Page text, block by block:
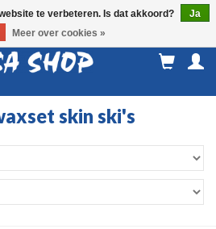
skin ski's
te verbeteren. Is dat akkoord?
Ja
Meer over cookies »